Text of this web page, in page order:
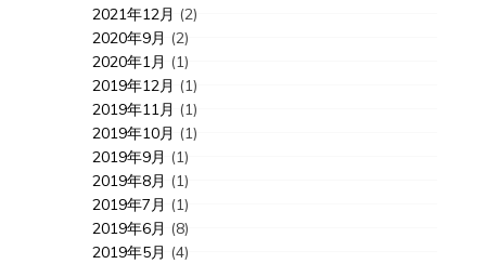
2021年12月 (2)
2020年9月 (2)
2020年1月 (1)
2019年12月 (1)
2019年11月 (1)
2019年10月 (1)
2019年9月 (1)
2019年8月 (1)
2019年7月 (1)
2019年6月 (8)
2019年5月 (4)